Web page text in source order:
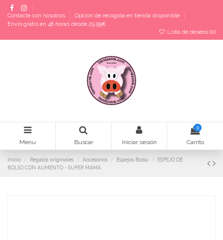
Contacte con nosotros
Opción de recogida en tienda disponible
Envío gratis en 48 horas desde 29,99€
Lista de deseos (0)
Menu Buscar Iniciar sesión
0
Carrito
Inicio Regalos originales Accesorios Espejos Bolso
ESPEJO DE
BOLSO CON AUMENTO - SUPER MAMÁ